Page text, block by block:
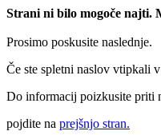
Strani ni bilo mogoče najti.
Prosimo poskusite naslednje.
Če ste spletni naslov vtipkali
Do informacij poizkusite priti
pojdite na prejšnjo stran.